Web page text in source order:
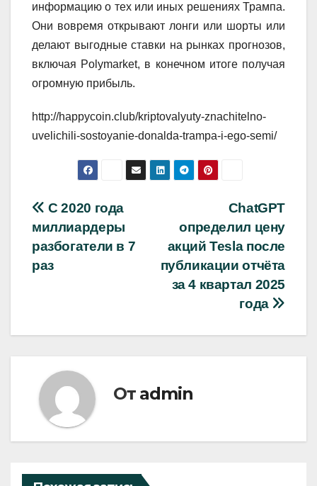
информацию о тех или иных решениях Трампа.
Они вовремя открывают лонги или шорты или
делают выгодные ставки на рынках прогнозов,
включая Polymarket, в конечном итоге получая
огромную прибыль.
http://happycoin.club/kriptovalyuty-znachitelno-
uvelichili-sostoyanie-donalda-trampa-i-ego-semi/
Навигация
по
записям
ChatGPT
определил цену
акций Tesla после
публикации отчёта
за 4 квартал 2025
года
С 2020 года
миллиардеры
разбогатели в 7
раз
От admin